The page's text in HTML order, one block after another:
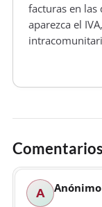
facturas en las
aparezca el
comprador
profesionales
Comentarios
A Anónimo